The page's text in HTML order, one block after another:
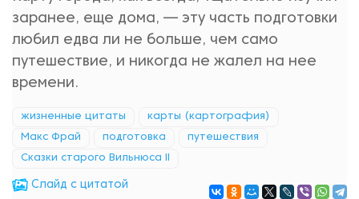
заранее, еще дома, — эту часть подготовки
любил едва ли не больше, чем само
путешествие, и никогда не жалел на нее
времени.
жизненные цитаты карты (картография)
Макс Фрай подготовка путешествия
Сказки старого Вильнюса II
Cлайд с цитатой